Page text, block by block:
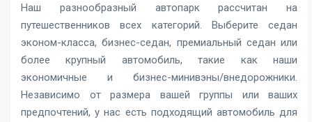
Наш разнообразный автопарк рассчитан на
путешественников всех категорий. Выберите седан
эконом-класса, бизнес-седан, премиальный седан или
более крупный автомобиль, такие как наши
экономичные и бизнес-минивэны/внедорожники.
Независимо от размера вашей группы или ваших
предпочтений, у нас есть подходящий автомобиль для